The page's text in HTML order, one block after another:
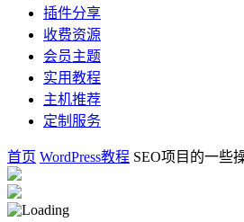
插件分享
收费资源
会员主题
实用教程
主机推荐
定制服务
首页 WordPress教程 SEO项目的一些